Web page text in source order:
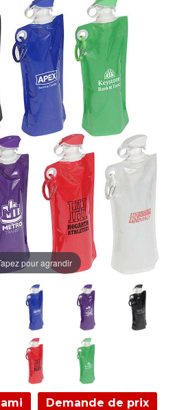
pour agrandir
Demande de prix